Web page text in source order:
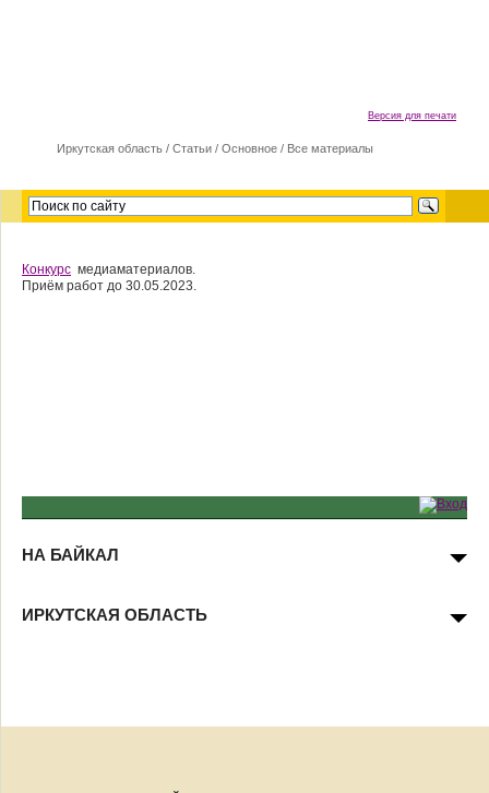
Версия для печати
Иркутская область / Cтатьи / Основное / Все материалы
Конкурс медиаматериалов.
Приём работ до 30.05.2023.
НА БАЙКАЛ
ИРКУТСКАЯ ОБЛАСТЬ